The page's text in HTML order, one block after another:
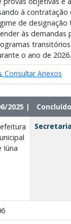
à contratação
de designação
às demandas
o ano de 2026.
Consultar Anexos
2025 | Concluído
Iúna